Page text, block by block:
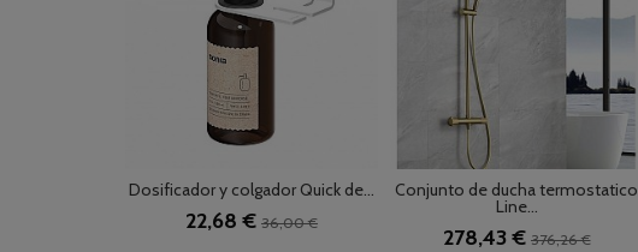
Dosificador y colgador Quick de...
22,68 € 36,00 €
Conjunto de ducha termostatico
Line...
278,43 € 376,26 €